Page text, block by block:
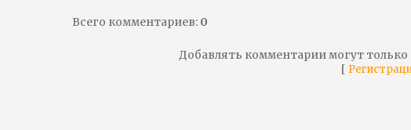
Всего комментариев: 0
Добавлять комментарии могут
[